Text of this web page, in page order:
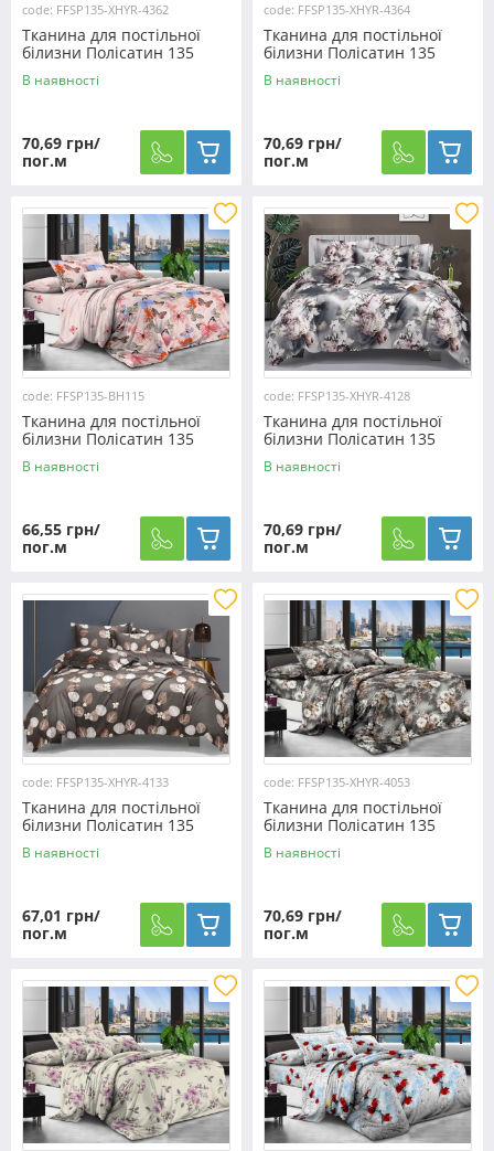
code: FFSP135-XHYR-4362
Тканина для постільної
білизни Полісатин 135
SP135-XHYR-4362 (60м)
В наявності
70,69 грн/
пог.м
code: FFSP135-XHYR-4364
Тканина для постільної
білизни Полісатин 135
SP135-XHYR-4364 (60м)
В наявності
70,69 грн/
пог.м
code: FFSP135-BH115
Тканина для постільної
білизни Полісатин 135
SP135-BH115 (60м)
В наявності
66,55 грн/
пог.м
code: FFSP135-XHYR-4128
Тканина для постільної
білизни Полісатин 135
SP135-XHYR-4128 (60м)
В наявності
70,69 грн/
пог.м
code: FFSP135-XHYR-4133
Тканина для постільної
білизни Полісатин 135
SP135-XHYR-4133 (60м)
В наявності
67,01 грн/
пог.м
code: FFSP135-XHYR-4053
Тканина для постільної
білизни Полісатин 135
SP135-XHYR-4053 (60м)
В наявності
70,69 грн/
пог.м